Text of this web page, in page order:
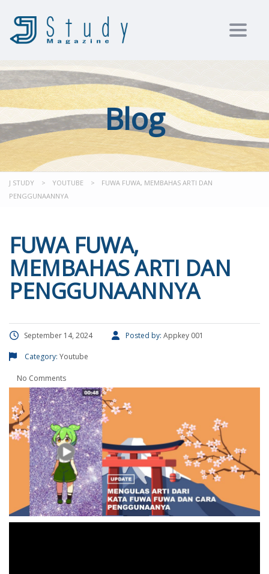
Blog
J STUDY > YOUTUBE >
FUWA FUWA, MEMBAHAS ARTI DAN
PENGGUNAANNYA
FUWA FUWA,
MEMBAHAS ARTI DAN
PENGGUNAANNYA
September 14, 2024 Posted by: Appkey 001
Category: Youtube
No Comments